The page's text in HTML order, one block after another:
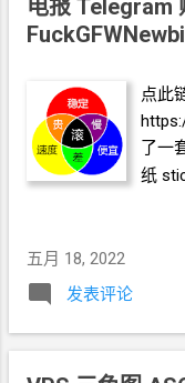
电报 Telegram
点此
了一
纸
五月 18, 2022
发表评论